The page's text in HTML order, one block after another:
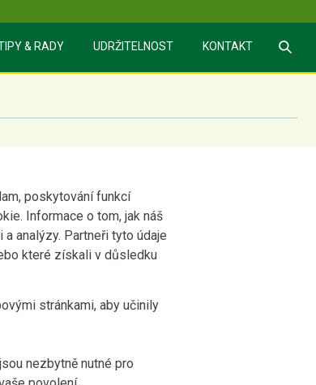
& RADY UDRŽITELNOST KONTAKT
poskytování funkcí
Informace o tom, jak náš
analýzy. Partneři tyto údaje
které získali v důsledku
stránkami, aby učinily
nezbytně nutné pro